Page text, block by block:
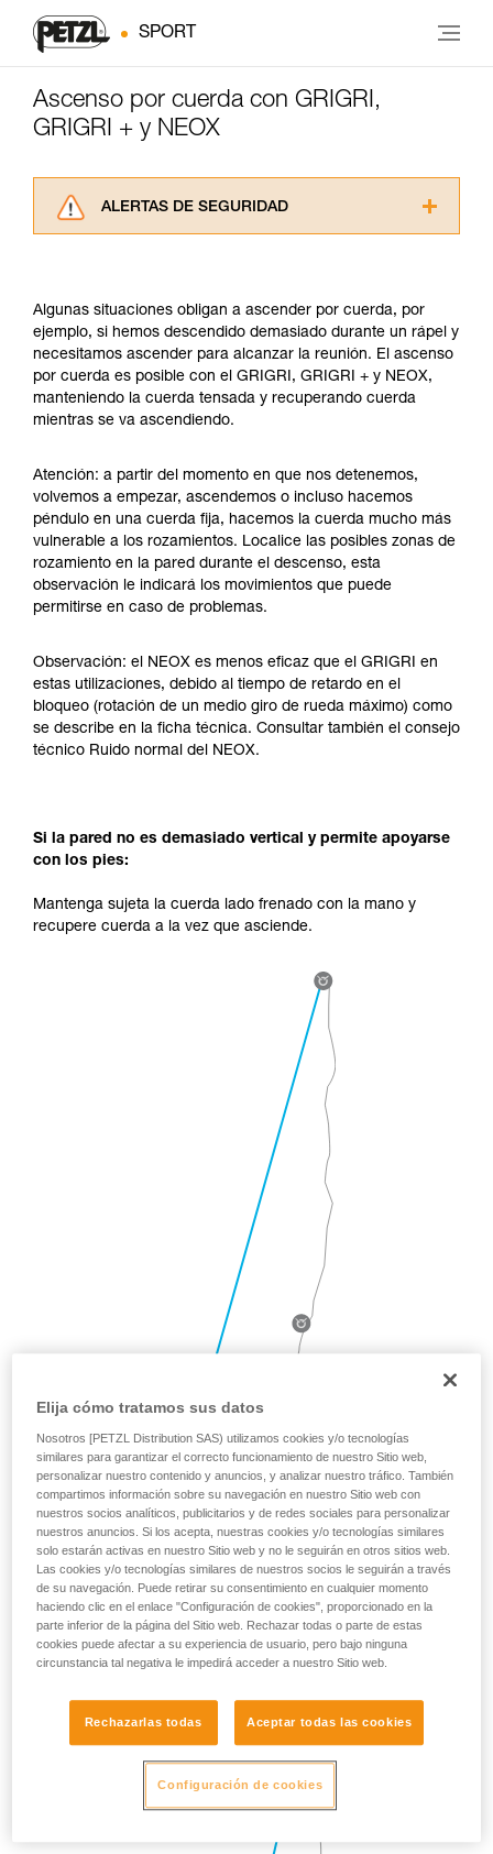
SPORT
Ascenso por cuerda con GRIGRI,
GRIGRI + y NEOX
ALERTAS DE SEGURIDAD
información de la ficha técnica para poder
comprender este complemento informativo.
Dominar estas técnicas requiere una formación
y un entrenamiento específico. Confirme a
través de un profesional su capacidad para
ejecutar estas técnicas, solo y con total
autónoma.
Damos ejemplos de técnicas relacionadas con
su actividad. Pueden existir otras que no
describimos aquí.
Algunas situaciones obligan a ascender por cuerda, por
ejemplo, si hemos descendido demasiado durante un rápel y
necesitamos ascender para alcanzar la reunión. El ascenso
por cuerda es posible con el GRIGRI, GRIGRI + y NEOX,
manteniendo la cuerda tensada y recuperando cuerda
mientras se va ascendiendo.
Atención: a partir del momento en que nos detenemos,
volvemos a empezar, ascendemos o incluso hacemos
péndulo en una cuerda fija, hacemos la cuerda mucho más
vulnerable a los rozamientos. Localice las posibles zonas de
rozamiento en la pared durante el descenso, esta
observación le indicará los movimientos que puede
permitirse en caso de problemas.
Observación: el NEOX es menos eficaz que el GRIGRI en
estas utilizaciones, debido al tiempo de retardo en el
bloqueo (rotación de un medio giro de rueda máximo) como
se describe en la ficha técnica. Consultar también el consejo
técnico Ruido normal del NEOX.
Si la pared no es demasiado vertical y permite apoyarse
con los pies:
Mantenga sujeta la cuerda lado frenado con la mano y
recupere cuerda a la vez que asciende.
Elija cómo tratamos sus datos
Nosotros [PETZL Distribution SAS) utilizamos cookies y/o tecnologías
similares para garantizar el correcto funcionamiento de nuestro Sitio web,
personalizar nuestro contenido y anuncios, y analizar nuestro tráfico. También
compartimos información sobre su navegación en nuestro Sitio web con
nuestros socios analíticos, publicitarios y de redes sociales para personalizar
nuestros anuncios. Si los acepta, nuestras cookies y/o tecnologías similares
solo estarán activas en nuestro Sitio web y no le seguirán en otros sitios web.
Las cookies y/o tecnologías similares de nuestros socios le seguirán a través
de su navegación. Puede retirar su consentimiento en cualquier momento
haciendo clic en el enlace "Configuración de cookies", proporcionado en la
parte inferior de la página del Sitio web. Rechazar todas o parte de estas
cookies puede afectar a su experiencia de usuario, pero bajo ninguna
circunstancia tal negativa le impedirá acceder a nuestro Sitio web.
Rechazarlas todas Aceptar todas las cookies
Configuración de cookies